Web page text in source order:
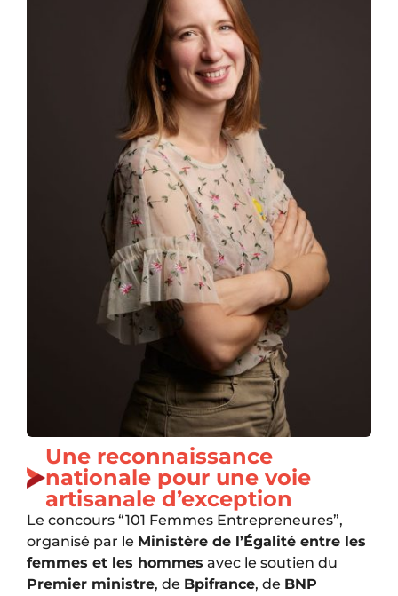
Une reconnaissance
nationale pour une voie
artisanale d’exception
Le concours “101 Femmes Entrepreneures”,
organisé par le Ministère de l’Égalité entre les
femmes et les hommes avec le soutien du
Premier ministre, de Bpifrance, de BNP